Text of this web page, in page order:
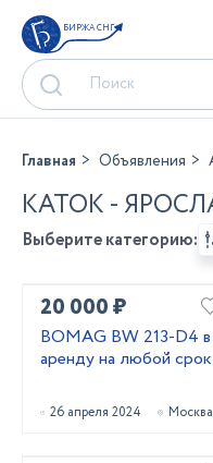
БИРЖА СНГ
Главная Объявления
КАТОК -
Выберите категорию:
20 000 ₽
BOMAG BW 213-D4 в
аренду на любой срок
26 апреля 2024 Москва